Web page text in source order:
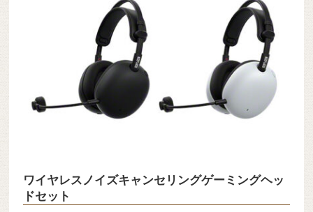
ワイヤレスノイズキャンセリングゲーミングヘッ
ドセット